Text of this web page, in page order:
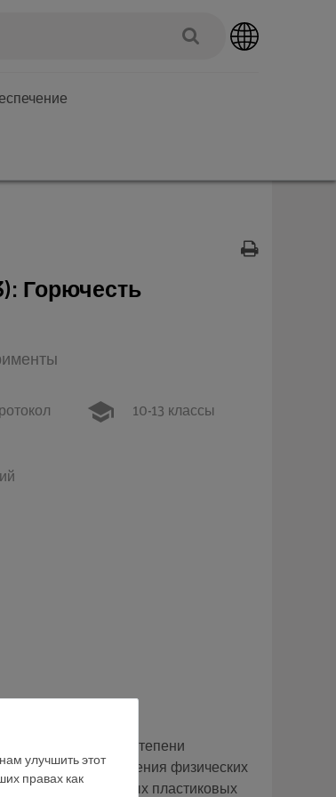
Горючесть
10-13 классы
в зависимости от степени
важную часть изучения физических
приготовленных пластиковых
улучшить этот
правах как